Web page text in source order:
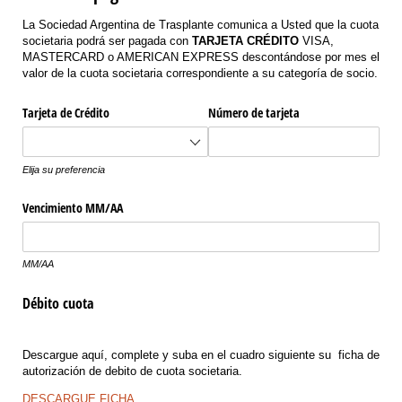
La Sociedad Argentina de Trasplante comunica a Usted que la cuota
societaria podrá ser pagada con TARJETA CRÉDITO VISA,
MASTERCARD o AMERICAN EXPRESS descontándose por mes el
valor de la cuota societaria correspondiente a su categoría de socio.
Tarjeta de Crédito
Elija su preferencia
Número de tarjeta
Vencimiento MM/​AA
MM/AA
Débito cuota
Descargue aquí, complete y suba en el cuadro siguiente su ficha de
autorización de debito de cuota societaria.
DESCARGUE FICHA